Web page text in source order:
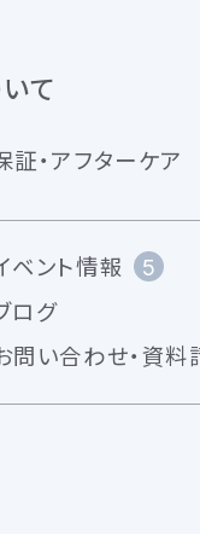
て
証・アフターケア
ベント情報
5
ログ
問い合わせ・資料